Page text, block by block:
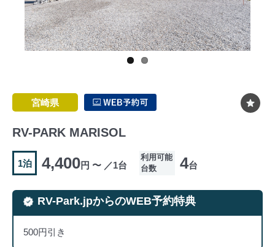
Previo
Next
宮崎県
RV-PARK MARISOL
1泊 4,400円 〜 ／1台
利用可能
台数
4台
RV-Park.jpからのWEB予約特典
500円引き